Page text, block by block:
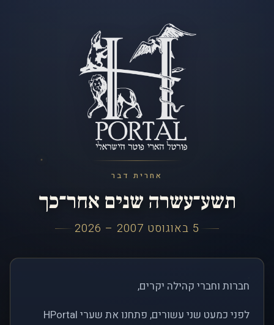
אחרית דבר
תשע־עשרה שנים אחר־כך
5 באוגוסט 2007 – 2026
חברות וחברי קהילה יקרים,
לפני כמעט שני עשורים, פתחנו את שערי HPortal